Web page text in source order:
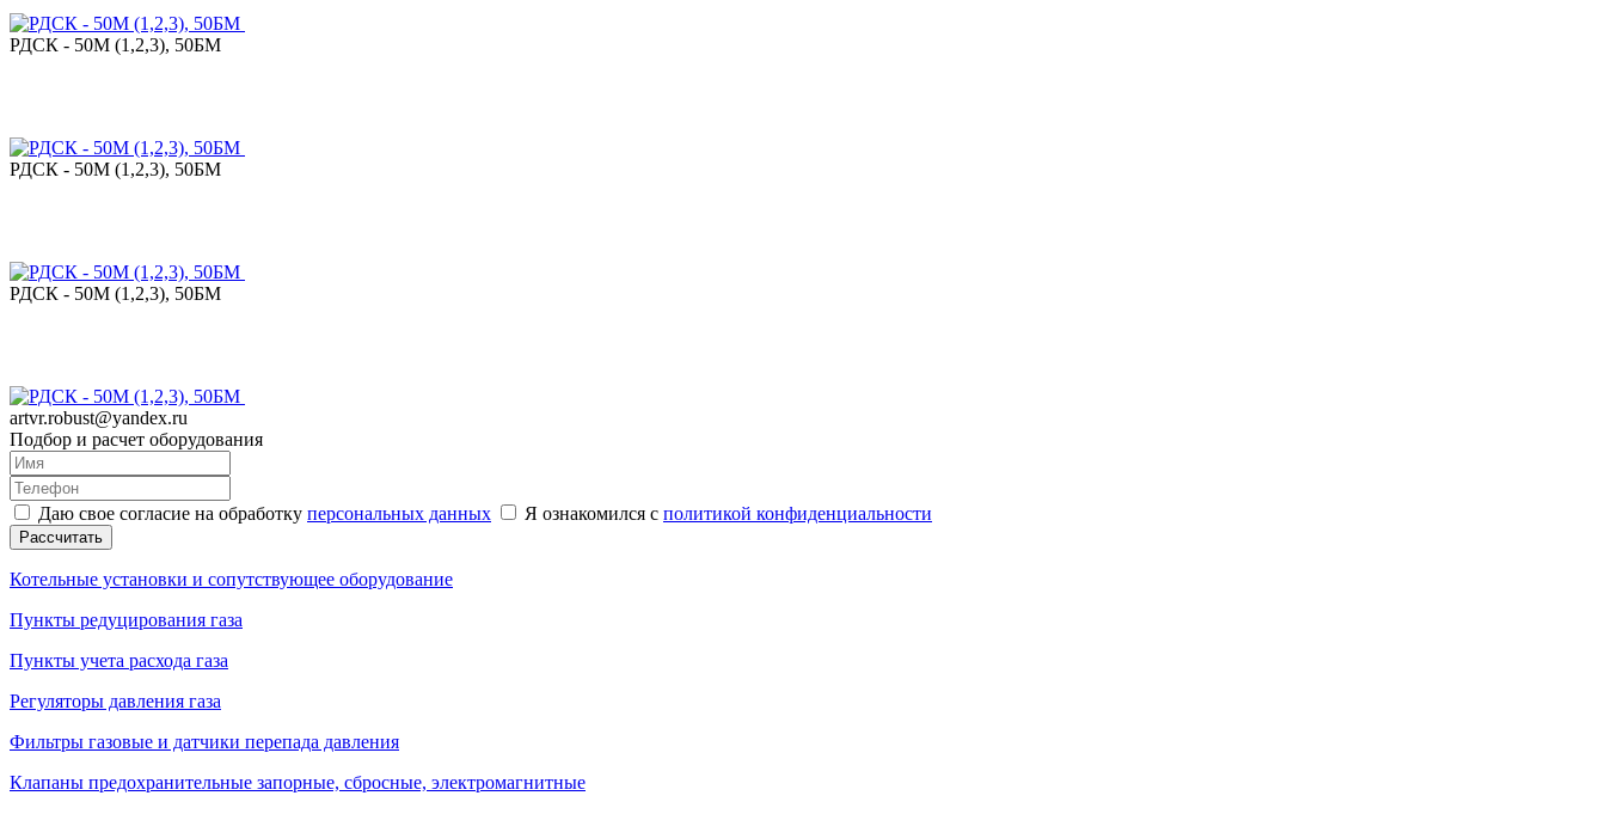
РДСК - 50М (1,2,3), 50БМ
РДСК - 50М (1,2,3), 50БМ
РДСК - 50М (1,2,3), 50БМ
artvr.robust@yandex.ru
Подбор и расчет оборудования
Даю свое согласие на обработку персональных данных Я ознакомился с политикой конфиденциальности
Рассчитать
Котельные установки и сопутствующее оборудование
Пункты редуцирования газа
Пункты учета расхода газа
Регуляторы давления газа
Фильтры газовые и датчики перепада давления
Клапаны предохранительные запорные, сбросные, электромагнитные